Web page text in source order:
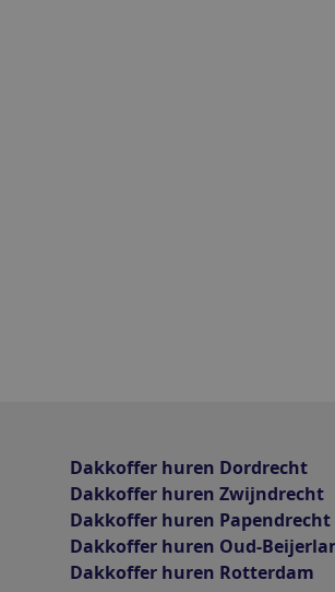
Dakkoffer huren Dordrecht
Dakkoffer huren Zwijndrecht
Dakkoffer huren Papendrecht
Dakkoffer huren Oud-
Dakkoffer huren Rotterdam